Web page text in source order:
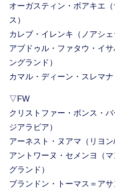
オーガスティン・ボアキエ
ス）
カレブ・イレンキ（ノアシェ
アブドゥル・ファタウ・イ
ングランド）
カマル・ディーン・スレマナ
▽FW
クリストファー・ボンス・
ジアラビア）
アーネスト・ヌアマ（リヨン/
アントワーヌ・セメンヨ（
グランド）
ブランドン・トーマス＝ア